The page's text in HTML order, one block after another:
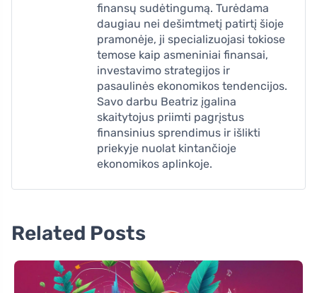
finansų sudėtingumą. Turėdama
daugiau nei dešimtmetį patirtį šioje
pramonėje, ji specializuojasi tokiose
temose kaip asmeniniai finansai,
investavimo strategijos ir
pasaulinės ekonomikos tendencijos.
Savo darbu Beatriz įgalina
skaitytojus priimti pagrįstus
finansinius sprendimus ir išlikti
priekyje nuolat kintančioje
ekonomikos aplinkoje.
Related Posts